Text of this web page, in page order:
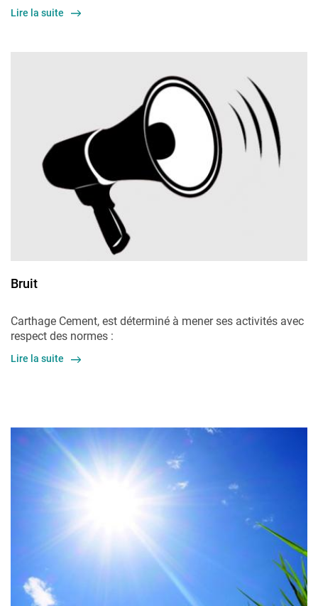
Lire la suite
Bruit
Carthage Cement, est déterminé à mener ses activités avec
respect des normes :
Lire la suite